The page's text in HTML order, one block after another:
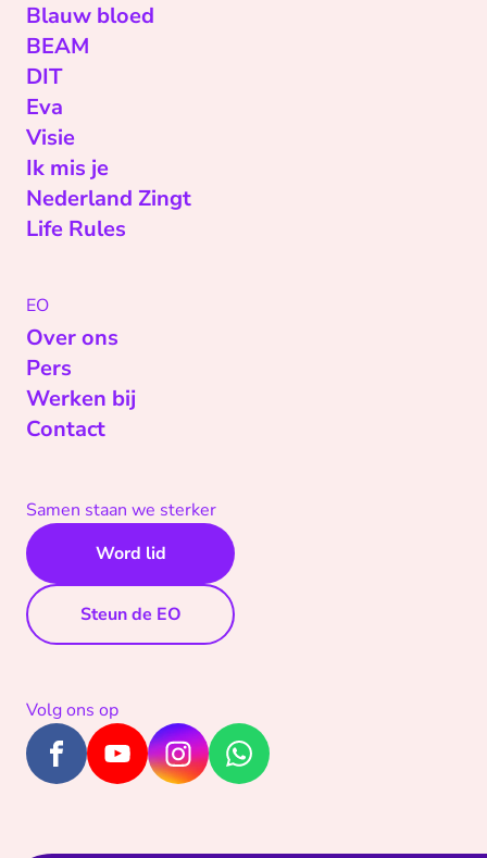
Blauw bloed
BEAM
DIT
Eva
Visie
Ik mis je
Nederland Zingt
Life Rules
EO
Over ons
Pers
Werken bij
Contact
Samen staan we sterker
Word lid
Steun de EO
Volg ons op